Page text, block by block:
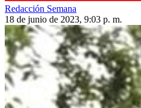
Redacción Semana
18 de junio de 2023, 9:03 p. m.